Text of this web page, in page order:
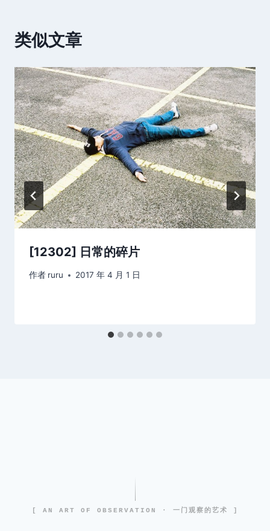
类似文章
[12302] 日常的碎片
作者 ruru 2017 年 4 月 1 日
[ AN ART OF OBSERVATION · 一门观察的艺术 ]